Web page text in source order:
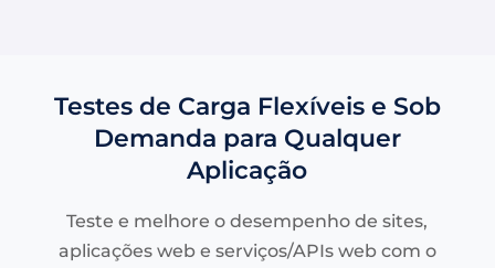
Testes de Carga Flexíveis e Sob
Demanda para Qualquer
Aplicação
Teste e melhore o desempenho de sites,
aplicações web e serviços/APIs web com o